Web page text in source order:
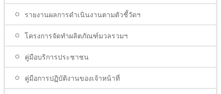
รายงานผลการดำเนินงานตามตัวชี้วัดฯ
โครงการจัดทำผลิตภัณฑ์มวลรวมฯ
คู่มือบริการประชาชน
คู่มือการปฏิบัติงานของเจ้าหน้าที่